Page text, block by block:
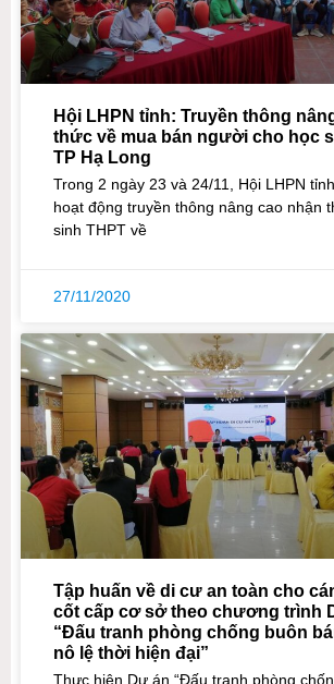
Hội LHPN tỉnh: Truyền thông
thức về mua bán người cho học
TP Hạ Long
Trong 2 ngày 23 và 24/11, Hội LHPN
hoạt động truyền thông nâng cao nhận
sinh THPT về
27/11/2020
Tập huấn về di cư an toàn cho
cốt cấp cơ sở theo chương trình
“Đấu tranh phòng chống buôn
nô lệ thời hiện đại”
Thực hiện Dự án “Đấu tranh phòng